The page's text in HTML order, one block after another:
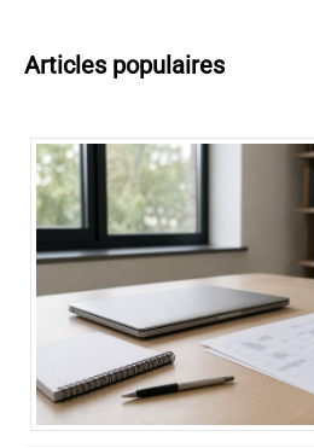
Articles populaires